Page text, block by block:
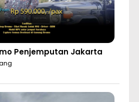
Penjemputan Jakarta